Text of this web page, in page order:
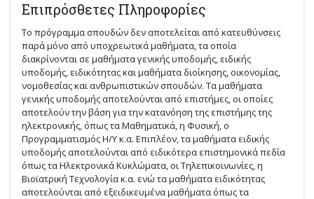
Επιπρόσθετες Πληροφορίες
Το πρόγραμμα σπουδών δεν αποτελείται από κατευθύνσεις
παρά μόνο από υποχρεωτικά μαθήματα, τα οποία
διακρίνονται σε μαθήματα γενικής υποδομής, ειδικής
υποδομής, ειδικότητας και μαθήματα διοίκησης, οικονομίας,
νομοθεσίας και ανθρωπιστικών σπουδών. Τα μαθήματα
γενικής υποδομής αποτελούνται από επιστήμες, οι οποίες
αποτελούν την βάση για την κατανόηση της επιστήμης της
ηλεκτρονικής, όπως τα Μαθηματικά, η Φυσική, ο
Προγραμματισμός Η/Υ κ.α. Επιπλέον, τα μαθήματα ειδικής
υποδομής αποτελούνται από ειδικότερα επιστημονικά πεδία
όπως τα Ηλεκτρονικά Κυκλώματα, οι Τηλεπικοινωνίες, η
Βιοϊατρική Τεχνολογία κ.α. ενώ τα μαθήματα ειδικότητας
αποτελούνται από εξειδικευμένα μαθήματα όπως τα